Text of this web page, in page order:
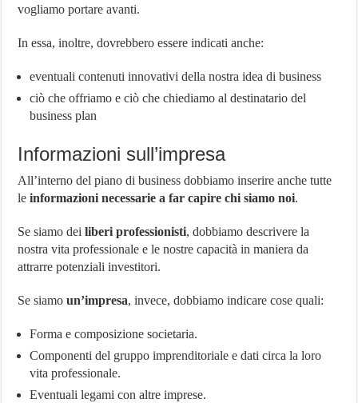
vogliamo portare avanti.
In essa, inoltre, dovrebbero essere indicati anche:
eventuali contenuti innovativi della nostra idea di business
ciò che offriamo e ciò che chiediamo al destinatario del
business plan
Informazioni sull’impresa
All’interno del piano di business dobbiamo inserire anche tutte
leinformazioni necessarie a far capire chi siamo noi.
Se siamo deiliberi professionisti, dobbiamo descrivere la
nostra vita professionale e le nostre capacità in maniera da
attrarre potenziali investitori.
Se siamoun’impresa, invece, dobbiamo indicare cose quali:
Forma e composizione societaria.
Componenti del gruppo imprenditoriale e dati circa la loro
vita professionale.
Eventuali legami con altre imprese.